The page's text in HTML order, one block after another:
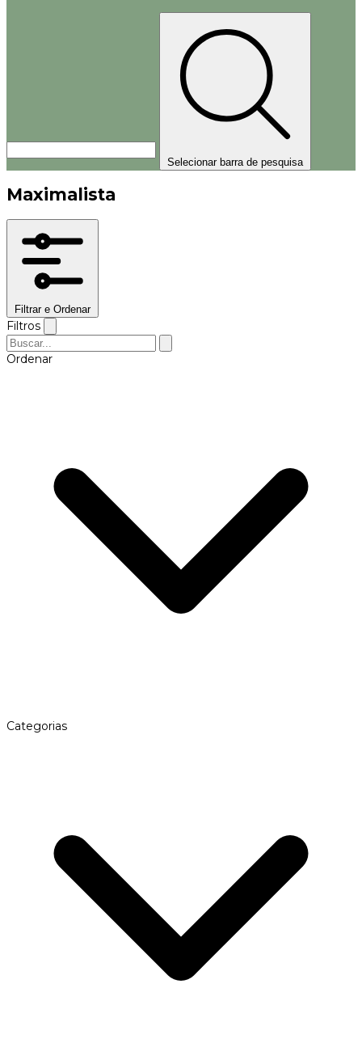
Selecionar barra de pesquisa
Maximalista
Filtrar e Ordenar
Filtros
Ordenar
Categorias